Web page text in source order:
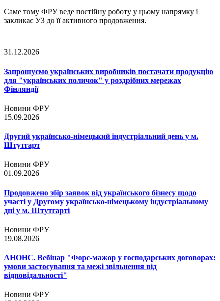
Саме тому ФРУ веде постійну роботу у цьому напрямку і
закликає УЗ до її активного продовження.
31.12.2026
Запрошуємо українських виробників постачати продукцію
для "українських поличок" у роздрібних мережах
Фінляндії
Новини ФРУ
15.09.2026
Другий українсько-німецький індустріальний день у м.
Штутгарт
Новини ФРУ
01.09.2026
Продовжено збір заявок від українського бізнесу щодо
участі у Другому українсько-німецькому індустріальному
дні у м. Штутгарті
Новини ФРУ
19.08.2026
АНОНС. Вебінар "Форс-мажор у господарських договорах:
умови застосування та межі звільнення від
відповідальності"
Новини ФРУ